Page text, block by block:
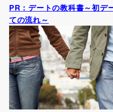
PR：デートの教科書～初デ
ての流れ～